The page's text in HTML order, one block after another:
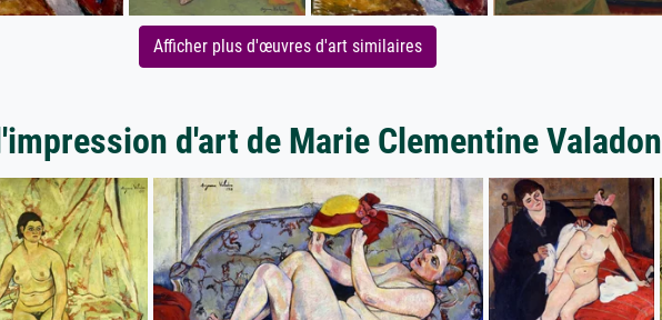
Afficher plus d'œuvres d'art similaires
d'art de Marie Clementine Valadon